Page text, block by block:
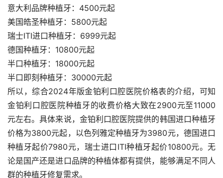
意大利品牌种植牙：4500元起
美国皓圣种植牙：5800元起
瑞士ITI进口种植牙：6999元起
德国种植牙：10800元起
半口种植牙：18000元起
半口即刻种植牙：30000元起
所以，综合2024年版金铂利口腔医院价格表的介绍，可知
金铂利口腔医院种植牙的收费价格大致在2900元至11000
元左右。具体来说，金铂利口腔医院提供的韩国进口种植牙
价格为3800元起，以色列雅定种植牙为3980元，德国进口
种植牙起价7980元，瑞士进口ITI种植牙起价10800元。无
论是国产还是进口品牌的种植体都有提供，能够满足不同人
群的种植牙修复需求。